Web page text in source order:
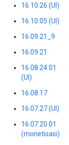
16.10.26 (UI)
16.10.05 (UI)
16.09.21_9
16.09.21
16.08.24.01
(UI)
16.08.17
16.07.27 (UI)
16.07.20.01
(monetisasi)